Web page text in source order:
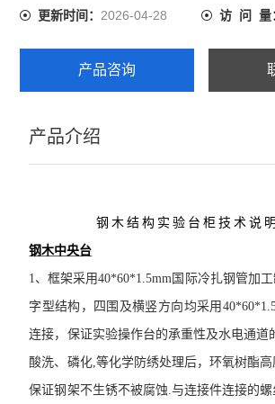
更新时间：2026-04-28 访 问 量
产品咨询
产品介绍
钢木结构实验台柜技术说明
钢木中央台
1、框架采用40*60*1.5mm 国际冷扎钢管加
字型结构，四围及横竖方向均采用
连接，保证实验操作台的承重性及水电通道
酸洗、磷化,等化学防绣处理后，环氧树酯高
保证钢架不生锈不被腐蚀.与连接件连接的